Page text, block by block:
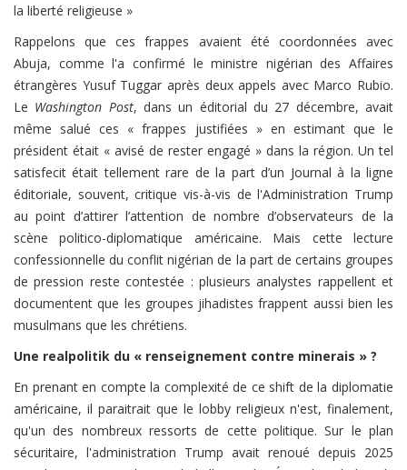
la liberté religieuse »
Rappelons que ces frappes avaient été coordonnées avec
Abuja, comme l'a confirmé le ministre nigérian des Affaires
étrangères Yusuf Tuggar après deux appels avec Marco Rubio.
Le Washington Post, dans un éditorial du 27 décembre, avait
même salué ces « frappes justifiées » en estimant que le
président était « avisé de rester engagé » dans la région. Un tel
satisfecit était tellement rare de la part d’un Journal à la ligne
éditoriale, souvent, critique vis-à-vis de l'Administration Trump
au point d’attirer l’attention de nombre d’observateurs de la
scène politico-diplomatique américaine. Mais cette lecture
confessionnelle du conflit nigérian de la part de certains groupes
de pression reste contestée : plusieurs analystes rappellent et
documentent que les groupes jihadistes frappent aussi bien les
musulmans que les chrétiens.
Une realpolitik du « renseignement contre minerais » ?
En prenant en compte la complexité de ce shift de la diplomatie
américaine, il paraitrait que le lobby religieux n'est, finalement,
qu'un des nombreux ressorts de cette politique. Sur le plan
sécuritaire, l'administration Trump avait renoué depuis 2025